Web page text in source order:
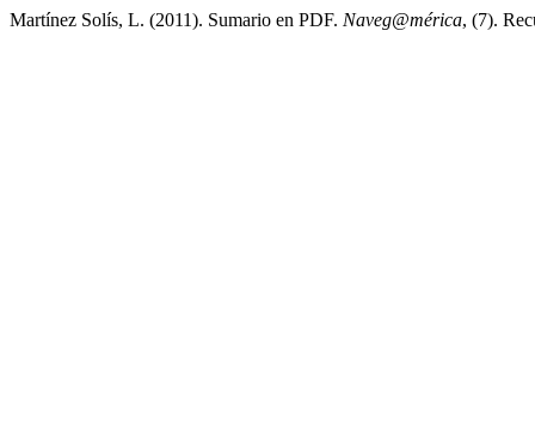
Martínez Solís, L. (2011). Sumario en PDF. Naveg@mérica, (7).